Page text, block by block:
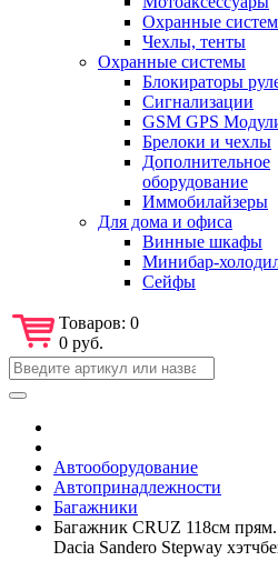
Охранные
Чехлы, тенты
Охранные системы
Блокираторы
Сигнализации
GSM GPS
Брелоки и чехлы
Дополнительное
оборудование
Иммобилайзеры
Для дома и офиса
Винные шкафы
Минибар-
Сейфы
Товаров: 0
0 руб.
Автооборудование
Автопринадлежности
Багажники
Багажник CRUZ 118см
Dacia Sandero Stepway